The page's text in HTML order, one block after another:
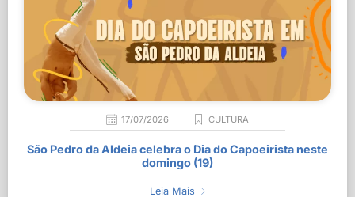
17/07/2026 CULTURA
São Pedro da Aldeia celebra o Dia do Capoeirista neste
domingo (19)
Leia Mais